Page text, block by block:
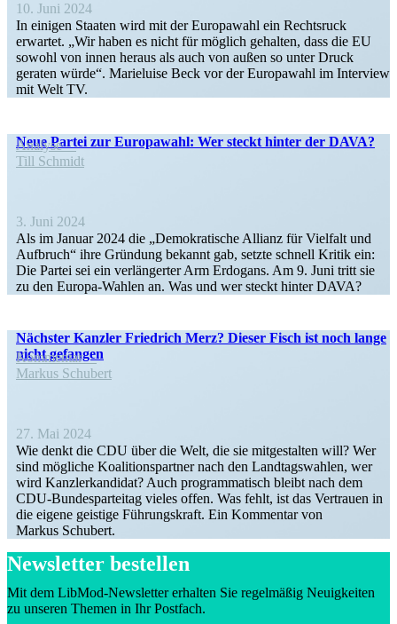
10. Juni 2024
In einigen Staaten wird mit der Europawahl ein Rechtsruck
erwartet. „Wir haben es nicht für möglich gehalten, dass die EU
sowohl von innen heraus als auch von außen so unter Druck
geraten würde“. Marie­luise Beck vor der Europawahl im Interview
mit Welt TV.
Neue Partei zur Europawahl: Wer steckt hinter der DAVA?
Analyse
Till Schmidt
3. Juni 2024
Als im Januar 2024 die „Demokra­tische Allianz für Vielfalt und
Aufbruch“ ihre Gründung bekannt gab, setzte schnell Kritik ein:
Die Partei sei ein verlän­gerter Arm Erdogans. Am 9. Juni tritt sie
zu den Europa-Wahlen an. Was und wer steckt hinter DAVA?
Nächster Kanzler Friedrich Merz? Dieser Fisch ist noch lange
nicht gefangen
Kommentar
Markus Schubert
27. Mai 2024
Wie denkt die CDU über die Welt, die sie mitge­stalten will? Wer
sind mögliche Koali­ti­ons­partner nach den Landtags­wahlen, wer
wird Kanzler­kan­didat? Auch program­ma­tisch bleibt nach dem
CDU-Bundes­­par­­teitag vieles offen. Was fehlt, ist das Vertrauen in
die eigene geistige Führungs­kraft. Ein Kommentar von
Markus Schubert.
Newsletter bestellen
Mit dem LibMod-Newsletter erhalten Sie regel­mäßig Neuig­keiten
zu unseren Themen in Ihr Postfach.